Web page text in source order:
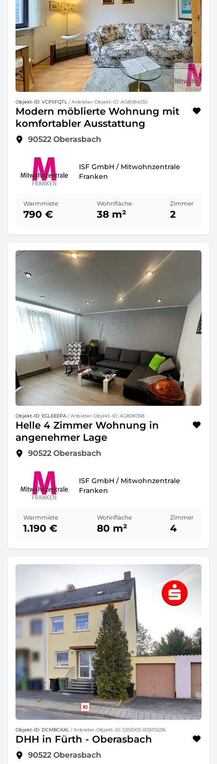
Objekt-ID: VCPSFQTL / Anbieter-Objekt-ID: AG8084030
Modern möblierte Wohnung mit
komfortabler Ausstattung
90522 Oberasbach
ISF GmbH / Mitwohnzentrale
Franken
Warmmiete
790 €
Wohnfläche
38 m²
Zimmer
2
Objekt-ID: EGLEEEPA / Anbieter-Objekt-ID: AG8081358
Helle 4 Zimmer Wohnung in
angenehmer Lage
90522 Oberasbach
ISF GmbH / Mitwohnzentrale
Franken
Warmmiete
1.190 €
Wohnfläche
80 m²
Zimmer
4
Objekt-ID: DCMBCAXL / Anbieter-Objekt-ID: 1/20/003-003/012216
DHH in Fürth - Oberasbach
90522 Oberasbach